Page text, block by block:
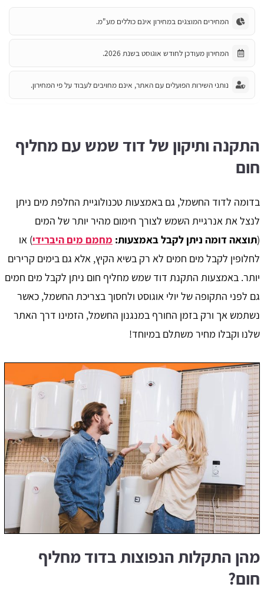
המחירים המוצגים במחירון אינם כוללים מע"מ.
המחירון מעודכן לחודש אוגוסט בשנת 2026.
נותני השירות הפועלים עם האתר, אינם מחויבים לעבוד על פי המחירון.
התקנה ותיקון של דוד שמש עם מחליף
חום
בדומה לדוד החשמל, גם באמצעות טכנולוגיית החלפת מים ניתן
לנצל את אנרגיית השמש לצורך חימום מהיר יותר של המים
(תוצאה דומה ניתן לקבל באמצעות: מחמם מים היברידי) או
לחלופין לקבל מים חמים לא רק בשיא הקיץ, אלא גם בימים קרירים
יותר. באמצעות התקנת דוד שמש מחליף חום ניתן לקבל מים חמים
גם לפני התקופה של יולי אוגוסט ולחסוך בצריכת החשמל, כאשר
נשתמש אך ורק בזמן החורף במנגנון החשמל, הזמינו דרך האתר
שלנו וקבלו מחיר משתלם במיוחד!
מהן התקלות הנפוצות בדוד מחליף
חום?